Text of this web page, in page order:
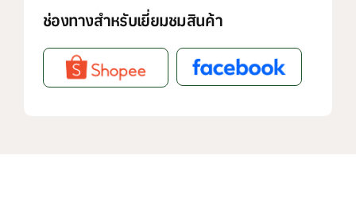
ช่องทางสำหรับเยี่ยมชมสินค้า